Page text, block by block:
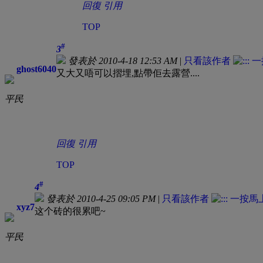
回復 引用
TOP
ghost6040
平民
3#
發表於 2010-4-18 12:53 AM| 只看該作者
又大又唔可以摺埋,點帶佢去露營....
回復 引用
TOP
xyz7
平民
4#
發表於 2010-4-25 09:05 PM| 只看該作者
这个砖的很累吧~